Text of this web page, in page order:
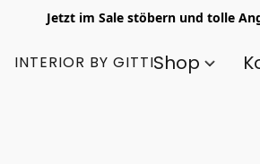
Jetzt im Sale stöbern und tolle
INTERIOR BY GITTIShop